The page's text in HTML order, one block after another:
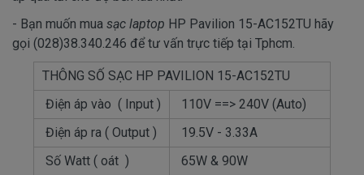
- Bạn muốn mua sạc laptop HP Pavilion 15-AC152TU hãy
gọi (028)38.340.246 để tư vấn trực tiếp tại Tphcm.
THÔNG SỐ SẠC HP PAVILION 15-AC152TU
Điện áp vào ( Input )
110V ==> 240V (Auto)
Điện áp ra ( Output )
19.5V - 3.33A
Số Watt ( oát )
65W & 90W